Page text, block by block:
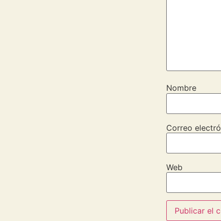
Nombre
Correo
Web